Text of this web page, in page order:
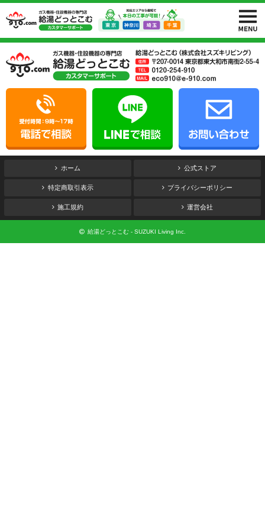
ホーム 公式ストア
特定商取引表示 プライバシーポリシー
施工規約 運営会社
給湯どっとこむ - SUZUKI Living Inc.